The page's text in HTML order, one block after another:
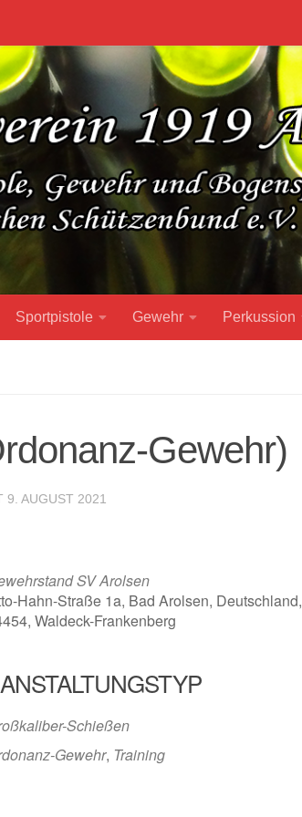
Sportpistole Gewehr Perkussion
Gewehr)
9. AUGUST 2021
iCalendar
SV Arolsen
Hahn-Straße 1a, Bad Arolsen, Deutschland,
Waldeck-Frankenberg
Schießen
Gewehr, Training